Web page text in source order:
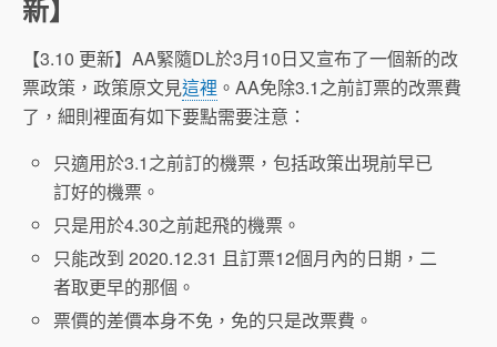
新】
【3.10 更新】AA緊隨DL於3月10日又宣布了一個新的改
票政策，政策原文見這裡 。AA免除3.1之前訂票的改票費
了，細則裡面有如下要點需要注意：
只適用於3.1之前訂的機票，包括政策出現前早已
訂好的機票。
只是用於4.30之前起飛的機票。
只能改到 2020.12.31 且訂票12個月內的日期，二
者取更早的那個。
票價的差價本身不免，免的只是改票費。